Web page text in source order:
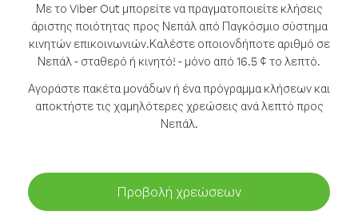
Με το Viber Out μπορείτε να πραγματοποιείτε κλήσεις
άριστης ποιότητας προς Νεπάλ από Παγκόσμιο σύστημα
κινητών επικοινωνιών.Καλέστε οποιονδήποτε αριθμό σε
Νεπάλ - σταθερό ή κινητό! - μόνο από 16.5 ¢ το λεπτό.
Αγοράστε πακέτα μονάδων ή ένα πρόγραμμα κλήσεων και
αποκτήστε τις χαμηλότερες χρεώσεις ανά λεπτό προς
Νεπάλ.
Προβολή χρεώσεων